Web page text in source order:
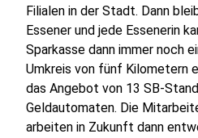
Filialen in der Stadt. Dann
Essener und jede Essenerin
Sparkasse dann immer noch
Umkreis von fünf Kilometern
das Angebot von 13 SB-
Geldautomaten. Die
arbeiten in Zukunft dann